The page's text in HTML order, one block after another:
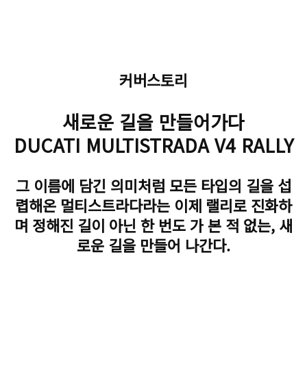
커버스토리
새로운 길을 만들어가다
DUCATI MULTISTRADA V4 RALLY
그 이름에 담긴 의미처럼 모든 타입의 길을 섭
렵해온 멀티스트라다라는 이제 랠리로 진화하
며 정해진 길이 아닌 한 번도 가 본 적 없는, 새
로운 길을 만들어 나간다.